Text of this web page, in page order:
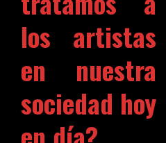
los artistas
en nuestra
sociedad hoy